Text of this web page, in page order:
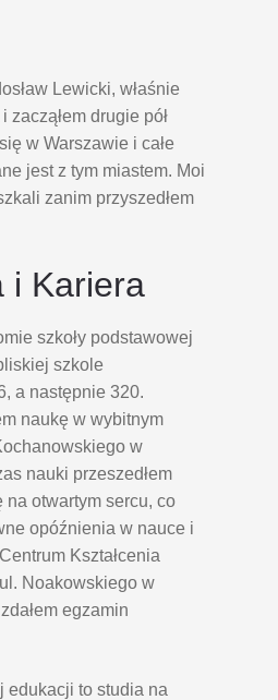
Lewicki, właśnie
zacząłem drugie pół
w Warszawie i całe
jest z tym miastem. Moi
zanim przyszedłem
i Kariera
szkoły podstawowej
szkole
a następnie 320.
naukę w wybitnym
w
nauki przeszedłem
na otwartym sercu, co
opóźnienia w nauce i
Kształcenia
Noakowskiego w
egzamin
edukacji to studia na